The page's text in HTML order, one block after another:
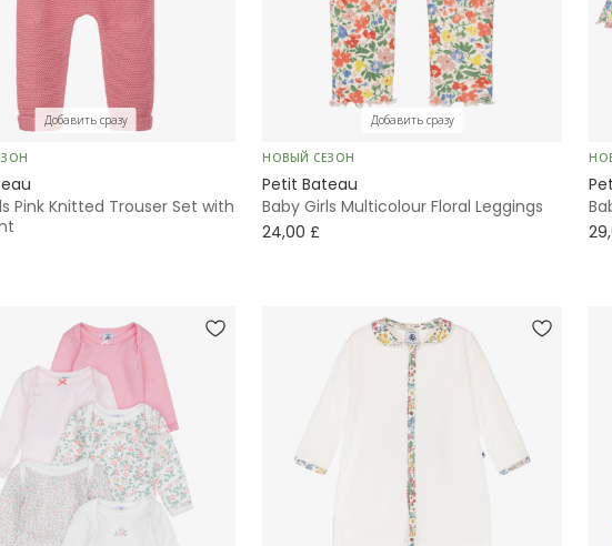
Добавить сразу
Pink Knitted Trouser Set with
Добавить сразу
НОВЫЙ СЕЗОН
Petit Bateau
Baby Girls Multicolour Floral Leggings
24,00 £